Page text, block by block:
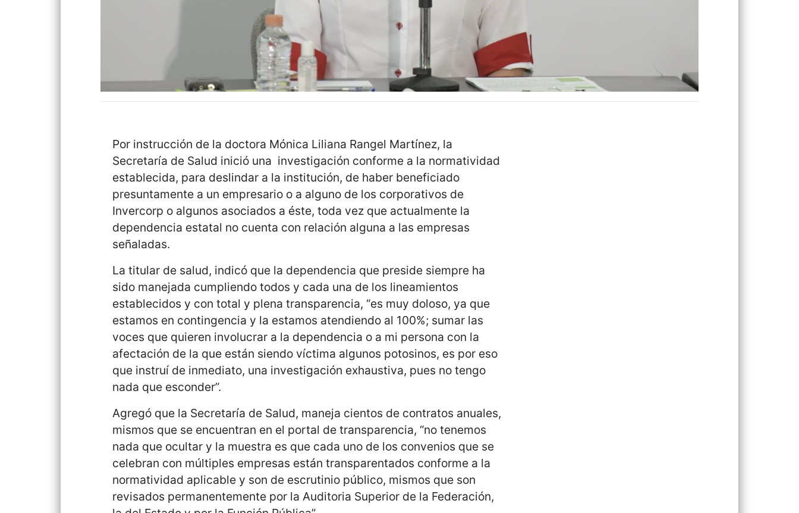
Por instrucción de la doctora Mónica Liliana Rangel Martínez, la
Secretaría de Salud inició una investigación conforme a la normatividad
establecida, para deslindar a la institución, de haber beneficiado
presuntamente a un empresario o a alguno de los corporativos de
Invercorp o algunos asociados a éste, toda vez que actualmente la
dependencia estatal no cuenta con relación alguna a las empresas
señaladas.
La titular de salud, indicó que la dependencia que preside siempre ha
sido manejada cumpliendo todos y cada una de los lineamientos
establecidos y con total y plena transparencia, “es muy doloso, ya que
estamos en contingencia y la estamos atendiendo al 100%; sumar las
voces que quieren involucrar a la dependencia o a mi persona con la
afectación de la que están siendo víctima algunos potosinos, es por eso
que instruí de inmediato, una investigación exhaustiva, pues no tengo
nada que esconder”.
Agregó que la Secretaría de Salud, maneja cientos de contratos anuales,
mismos que se encuentran en el portal de transparencia, “no tenemos
nada que ocultar y la muestra es que cada uno de los convenios que se
celebran con múltiples empresas están transparentados conforme a la
normatividad aplicable y son de escrutinio público, mismos que son
revisados permanentemente por la Auditoria Superior de la Federación,